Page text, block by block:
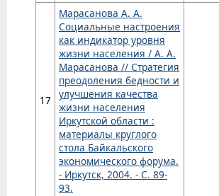
17
Марасанова А. А.
Социальные настроения
как индикатор уровня
жизни населения / А. А.
Марасанова // Стратегия
преодоления бедности и
улучшения качества
жизни населения
Иркутской области :
материалы круглого
стола Байкальского
экономического форума.
- Иркутск, 2004. - С. 89-
93.